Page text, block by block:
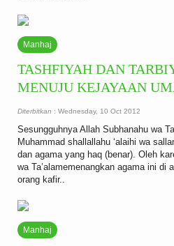
Manhaj
TASHFIYAH DAN
MENUJU KEJAYAAN
Diterbitkan : Wednesday, 10 Oct 2012
Sesungguhnya Allah Subhanahu wa
Muhammad shallallahu ‘alaihi wa
dan agama yang haq (benar). Oleh
wa Ta’alamemenangkan agama ini di
orang kafir..
Manhaj